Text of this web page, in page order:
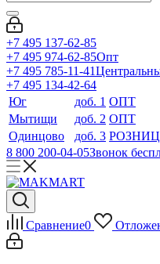
+7 495 137-62-85
+7 495 974-62-85Опт
+7 495 785-11-41
+7 495 134-42-64
Юг
доб. 1 ОПТ
Мытищи
доб. 2 ОПТ
Одинцово
доб. 3
8 800 200-04-05Звонок
Сравнение0